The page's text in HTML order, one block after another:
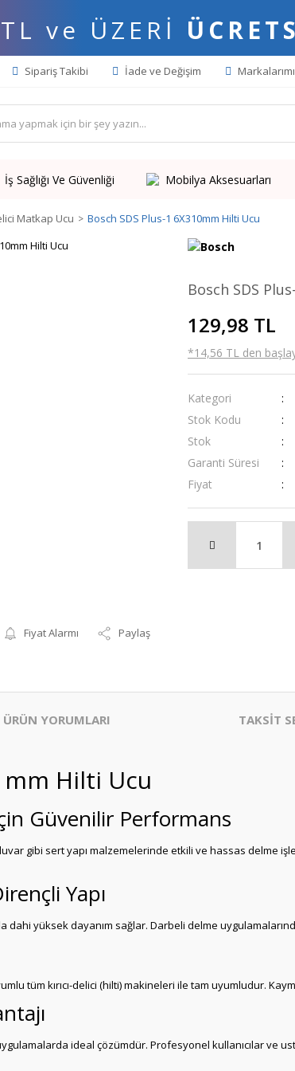
ve ÜZERİ
Sipariş Takibi İade ve Değişim
İş Sağlığı Ve Güvenliği Mobilya Aksesuarları
Matkap Ucu Bosch SDS Plus-1 6X310mm Hilti Ucu
Fiyat Alarmı Paylaş
Bosch SDS
129,98 TL
*14,56 TL den
Kategori
Stok Kodu
Stok
Garanti Süresi
Fiyat
ÜRÜN YORUMLARI TAKSİT
mm Hilti Ucu
Güvenilir Performans
gibi sert yapı malzemelerinde etkili ve hassas delme
Yapı
dahi yüksek dayanım sağlar. Darbeli delme
tüm kırıcı-delici (hilti) makineleri ile tam uyumludur.
ideal çözümdür. Profesyonel kullanıcılar ve